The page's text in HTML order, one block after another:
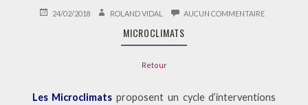
PUBLIÉ24/02/2018 AUTEURROLAND VIDAL AUCUN COMMENTAIRESUR
MICROCLIMATS
Retour
Les Microclimats proposent un cycle d’interventions